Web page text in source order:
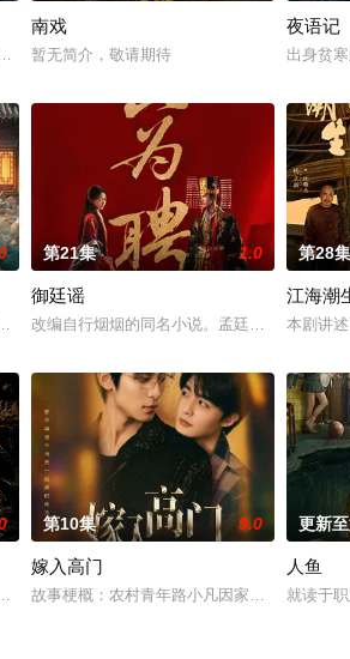
（姜贞羽 饰）因意外踏入玄机界，继而卷入虎
支队在无普及监控、无DNA鉴定技术的支持下
南戏
暂无简介，敬请期待
夜语记
出身贫
，我喜欢你，哲学和生物学意义上的喜欢。”那
，偶遇“白天人住屋，晚上鬼占房”的阴阳宅，
第21集 1.0
御廷谣
改编自行烟烟的同名小说。孟廷辉，大平王
第28集
江海潮
本剧讲
视，在艰苦环境中长大，但她始终刻苦学习，
由“中国准备银行”发行的伪钞货币。根据党中
第10集 9.0
嫁入高门
故事梗概：农村青年路小凡因家庭欠债，被
更新
人鱼
就读于